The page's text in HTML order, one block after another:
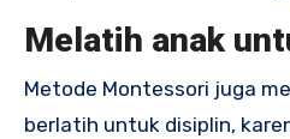
Melatih anak
Metode Montessori juga
berlatih untuk disiplin,